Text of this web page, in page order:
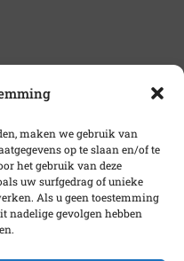
maken we gebruik van
op te slaan en/of te
het gebruik van deze
uw surfgedrag of unieke
Als u geen toestemming
nadelige gevolgen hebben